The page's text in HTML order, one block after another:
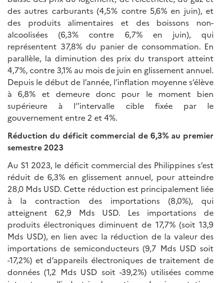
des autres carburants (4,5% contre 5,6% en juin), et
des produits alimentaires et des boissons non-
alcoolisées (6,3% contre 6,7% en juin), qui
représentent 37,8% du panier de consommation. En
parallèle, la diminution des prix du transport atteint
4,7%, contre 3,1% au mois de juin en glissement annuel.
Depuis le début de l’année, l’inflation moyenne s’élève
à 6,8% et demeure donc pour le moment bien
supérieure à l’’intervalle cible fixée par le
gouvernement entre 2 et 4%.
Réduction du déficit commercial de 6,3% au premier
semestre 2023
Au S1 2023, le déficit commercial des Philippines s’est
réduit de 6,3% en glissement annuel, pour atteindre
28,0 Mds USD. Cette réduction est principalement liée
à la contraction des importations (8,0%), qui
atteignent 62,9 Mds USD. Les importations de
produits électroniques diminuent de 17,7% (soit 13,9
Mds USD), en lien avec la réduction de la valeur des
importations de semiconducteurs (9,7 Mds USD soit
-17,2%) et d’appareils électroniques de traitement de
données (1,2 Mds USD soit -39,2%) utilisées comme